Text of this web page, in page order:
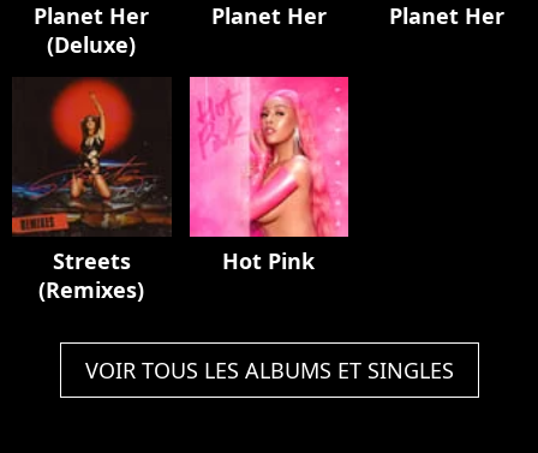
Planet Her
(Deluxe)
Planet Her Planet Her
Streets
(Remixes)
Hot Pink
VOIR TOUS LES ALBUMS ET SINGLES